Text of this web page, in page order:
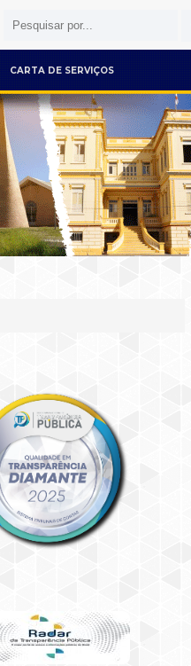
CARTA DE SERVIÇOS